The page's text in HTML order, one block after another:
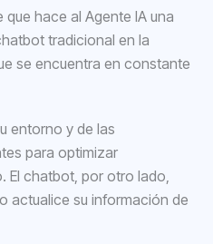
hace al Agente IA una
tradicional en la
se encuentra en constante
entorno y de las
para optimizar
El chatbot, por otro lado,
actualice su información de